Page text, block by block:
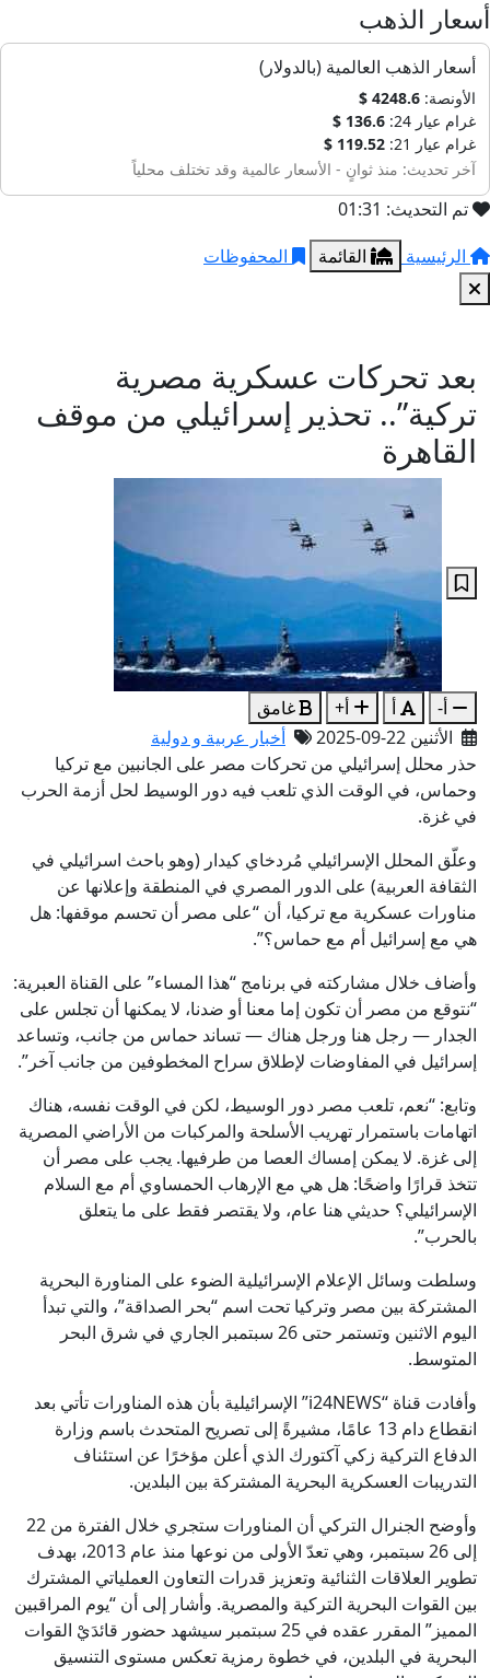
أسعار الذهب
أسعار الذهب العالمية (بالدولار)
الأونصة: 4248.6 $
غرام عيار 24:
136.6 $
غرام عيار 21:
119.52 $
آخر تحديث: منذ ثوانٍ - الأسعار عالمية وقد تختلف محلياً
تم التحديث: 01:31
الرئيسية
القائمة المحفوظات
بعد تحركات عسكرية مصرية
تركية”.. تحذير إسرائيلي من موقف
القاهرة
أ- أ أ+
غامق
الأثنين 22-09-2025
أخبار عربية و دولية
حذر محلل إسرائيلي من تحركات مصر على الجانبين مع تركيا
وحماس، في الوقت الذي تلعب فيه دور الوسيط لحل أزمة الحرب
في غزة.
وعلّق المحلل الإسرائيلي مُردخاي كيدار (وهو باحث اسرائيلي في
الثقافة العربية) على الدور المصري في المنطقة وإعلانها عن
مناورات عسكرية مع تركيا، أن “على مصر أن تحسم موقفها: هل
هي مع إسرائيل أم مع حماس؟”.
وأضاف خلال مشاركته في برنامج “هذا المساء” على القناة العبرية:
“نتوقع من مصر أن تكون إما معنا أو ضدنا، لا يمكنها أن تجلس على
الجدار — رجل هنا ورجل هناك — تساند حماس من جانب، وتساعد
إسرائيل في المفاوضات لإطلاق سراح المخطوفين من جانب آخر”.
وتابع: “نعم، تلعب مصر دور الوسيط، لكن في الوقت نفسه، هناك
اتهامات باستمرار تهريب الأسلحة والمركبات من الأراضي المصرية
إلى غزة. لا يمكن إمساك العصا من طرفيها. يجب على مصر أن
تتخذ قرارًا واضحًا: هل هي مع الإرهاب الحمساوي أم مع السلام
الإسرائيلي؟ حديثي هنا عام، ولا يقتصر فقط على ما يتعلق
بالحرب”.
وسلطت وسائل الإعلام الإسرائيلية الضوء على المناورة البحرية
المشتركة بين مصر وتركيا تحت اسم “بحر الصداقة”، والتي تبدأ
اليوم الاثنين وتستمر حتى 26 سبتمبر الجاري في شرق البحر
المتوسط.
وأفادت قناة “i24NEWS” الإسرائيلية بأن هذه المناورات تأتي بعد
انقطاع دام 13 عامًا، مشيرةً إلى تصريح المتحدث باسم وزارة
الدفاع التركية زكي آكتورك الذي أعلن مؤخرًا عن استئناف
التدريبات العسكرية البحرية المشتركة بين البلدين.
وأوضح الجنرال التركي أن المناورات ستجري خلال الفترة من 22
إلى 26 سبتمبر، وهي تعدّ الأولى من نوعها منذ عام 2013، بهدف
تطوير العلاقات الثنائية وتعزيز قدرات التعاون العملياتي المشترك
بين القوات البحرية التركية والمصرية. وأشار إلى أن “يوم المراقبين
المميز” المقرر عقده في 25 سبتمبر سيشهد حضور قائدَيْ القوات
البحرية في البلدين، في خطوة رمزية تعكس مستوى التنسيق